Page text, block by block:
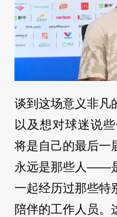
谈到这场意义非凡
以及想对球迷说
将是自己的最后一
永远是那些人——
一起经历过那些特
陪伴的工作人员。